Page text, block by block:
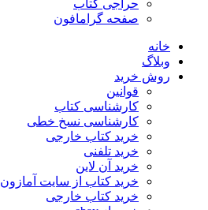
حراجی کتاب
صفحه گرامافون
خانه
وبلاگ
روش خرید
قوانین
کارشناسی کتاب
کارشناسی نسخ خطی
خرید کتاب خارجی
خرید تلفنی
خرید آن لاین
خرید کتاب از سایت آمازون
خرید کتاب خارجی